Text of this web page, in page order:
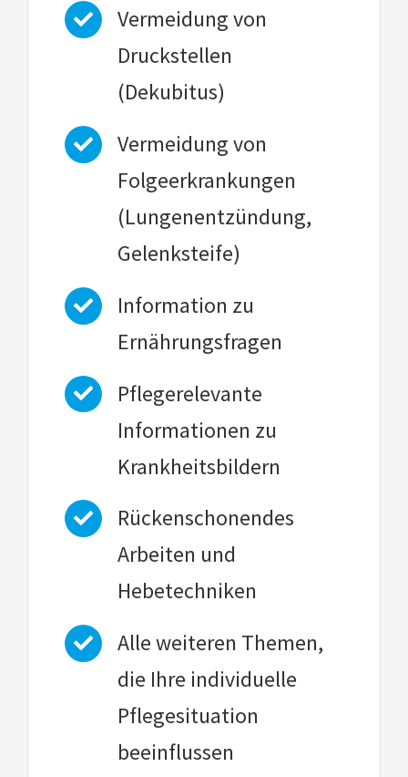
Vermeidung von
Druckstellen
(Dekubitus)
Vermeidung von
Folgeerkrankungen
(Lungenentzündung,
Gelenksteife)
Information zu
Ernährungsfragen
Pflegerelevante
Informationen zu
Krankheitsbildern
Rückenschonendes
Arbeiten und
Hebetechniken
Alle weiteren Themen,
die Ihre individuelle
Pflegesituation
beeinflussen